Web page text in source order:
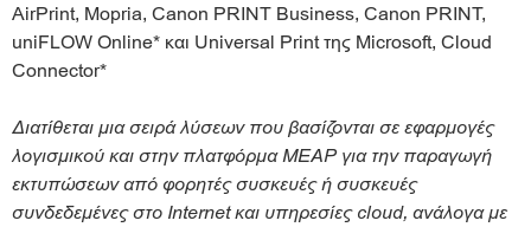
AirPrint, Mopria, Canon PRINT Business, Canon PRINT,
uniFLOW Online* και Universal Print της Microsoft, Cloud
Connector*
Διατίθεται μια σειρά λύσεων που βασίζονται σε εφαρμογές
λογισμικού και στην πλατφόρμα MEAP για την παραγωγή
εκτυπώσεων από φορητές συσκευές ή συσκευές
συνδεδεμένες στο Internet και υπηρεσίες cloud, ανάλογα με